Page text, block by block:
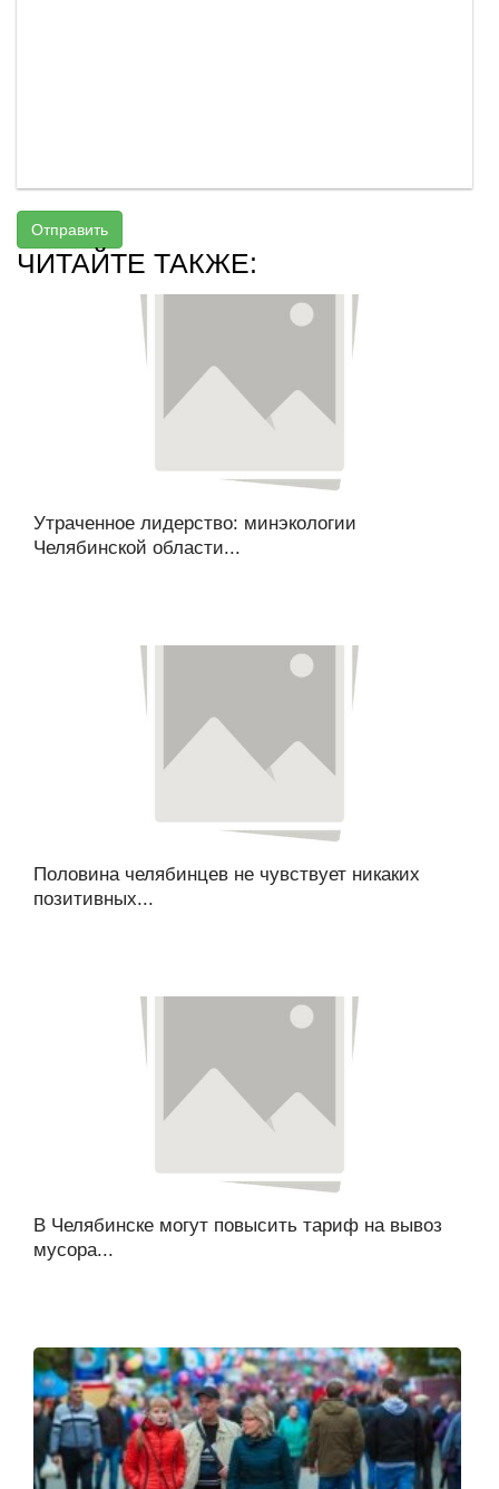
Отправить
ЧИТАЙТЕ ТАКЖЕ:
Утраченное лидерство: минэкологии
Челябинской области...
Половина челябинцев не чувствует никаких
позитивных...
В Челябинске могут повысить тариф на вывоз
мусора...